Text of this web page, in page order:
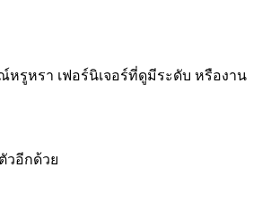
รูหรา เฟอร์นิเจอร์ที่ดูมีระดับ หรืองาน
วอีกด้วย